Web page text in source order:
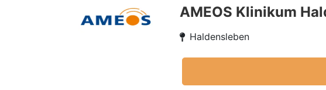
AMEOS Klinikum
Haldensleben